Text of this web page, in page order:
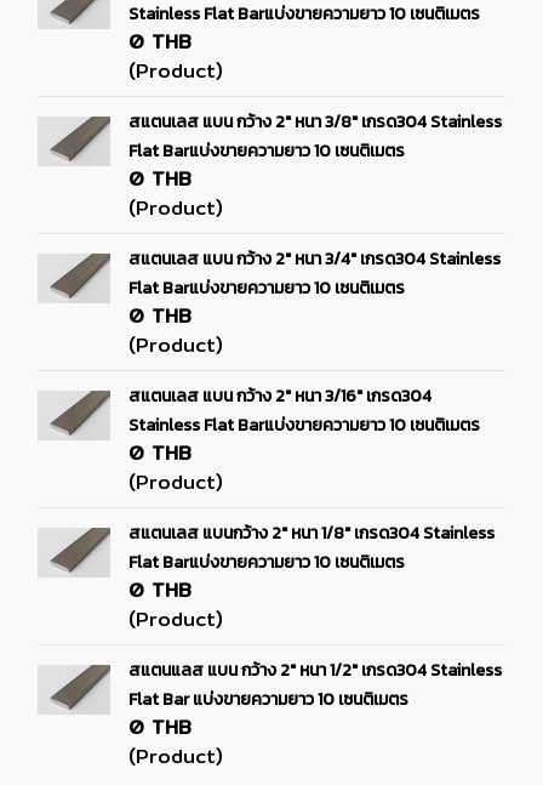
Stainless Flat Barแบ่งขายความยาว 10 เซนติเมตร
0 THB
(Product)
สแตนเลส แบน กว้าง 2" หนา 3/8" เกรด304 Stainless
Flat Barแบ่งขายความยาว 10 เซนติเมตร
0 THB
(Product)
สแตนเลส แบน กว้าง 2" หนา 3/4" เกรด304 Stainless
Flat Barแบ่งขายความยาว 10 เซนติเมตร
0 THB
(Product)
สแตนเลส แบน กว้าง 2" หนา 3/16" เกรด304
Stainless Flat Barแบ่งขายความยาว 10 เซนติเมตร
0 THB
(Product)
สแตนเลส แบนกว้าง 2" หนา 1/8" เกรด304 Stainless
Flat Barแบ่งขายความยาว 10 เซนติเมตร
0 THB
(Product)
สแตนแลส แบน กว้าง 2" หนา 1/2" เกรด304 Stainless
Flat Bar แบ่งขายความยาว 10 เซนติเมตร
0 THB
(Product)